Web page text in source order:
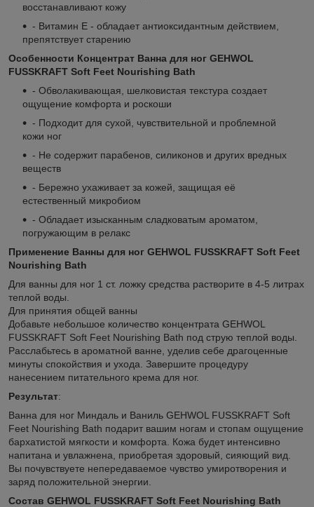
восстанавливают кожу
- Витамин Е - обладает антиоксидантным действием,
препятствует старению
Особенности Концентрат Ванна для ног GEHWOL
FUSSKRAFT Soft Feet Nourishing Bath
- Обволакивающая, шелковистая текстура создает
ощущение комфорта и роскоши
- Подходит для сухой, чувствительной и проблемной
кожи ног
- Не содержит парабенов, силиконов и других вредных
веществ
- Бережно ухаживает за кожей, защищая её
естественный микробиом
- Обладает изысканным сладковатым ароматом,
погружающим в релакс
Применение Ванны для ног GEHWOL FUSSKRAFT Soft Feet
Nourishing Bath
Для ванны для ног 1 ст. ложку средства растворите в 4-5 литрах
теплой воды.
Для принятия общей ванны
Добавьте небольшое количество концентрата GEHWOL
FUSSKRAFT Soft Feet Nourishing Bath под струю теплой воды.
Расслабьтесь в ароматной ванне, уделив себе драгоценные
минуты спокойствия и ухода. Завершите процедуру
нанесением питательного крема для ног.
Результат:
Ванна для ног Миндаль и Ваниль GEHWOL FUSSKRAFT Soft
Feet Nourishing Bath подарит вашим ногам и стопам ощущение
бархатистой мягкости и комфорта. Кожа будет интенсивно
напитана и увлажнена, приобретая здоровый, сияющий вид.
Вы почувствуете непередаваемое чувство умиротворения и
заряд положительной энергии.
Состав GEHWOL FUSSKRAFT Soft Feet Nourishing Bath